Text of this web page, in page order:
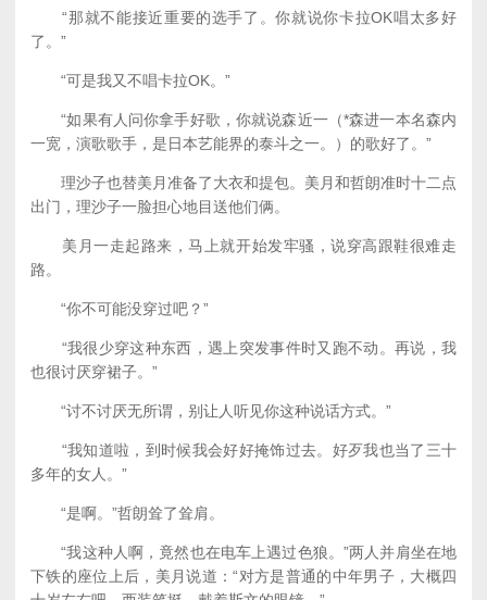
“那就不能接近重要的选手了。你就说你卡拉OK唱太多好
了。”
“可是我又不唱卡拉OK。”
“如果有人问你拿手好歌，你就说森近一（*森进一本名森内
一宽，演歌歌手，是日本艺能界的泰斗之一。）的歌好了。”
理沙子也替美月准备了大衣和提包。美月和哲朗准时十二点
出门，理沙子一脸担心地目送他们俩。
美月一走起路来，马上就开始发牢骚，说穿高跟鞋很难走
路。
“你不可能没穿过吧？”
“我很少穿这种东西，遇上突发事件时又跑不动。再说，我
也很讨厌穿裙子。”
“讨不讨厌无所谓，别让人听见你这种说话方式。”
“我知道啦，到时候我会好好掩饰过去。好歹我也当了三十
多年的女人。”
“是啊。”哲朗耸了耸肩。
“我这种人啊，竟然也在电车上遇过色狼。”两人并肩坐在地
下铁的座位上后，美月说道：“对方是普通的中年男子，大概四